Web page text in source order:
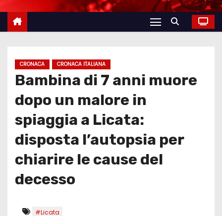
CRONACA CRONACA ITALIANA
Bambina di 7 anni muore
dopo un malore in
spiaggia a Licata:
disposta l’autopsia per
chiarire le cause del
decesso
#Licata